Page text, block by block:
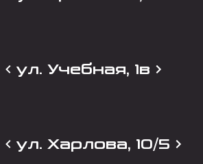
ул. Учебная, 1в
ул. Харлова, 10/5